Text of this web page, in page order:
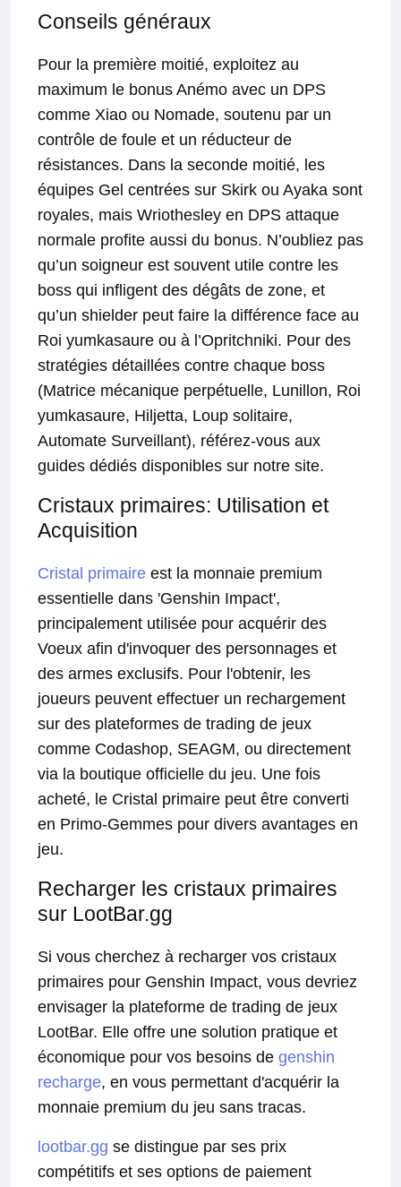
Conseils généraux
Pour la première moitié, exploitez au
maximum le bonus Anémo avec un DPS
comme Xiao ou Nomade, soutenu par un
contrôle de foule et un réducteur de
résistances. Dans la seconde moitié, les
équipes Gel centrées sur Skirk ou Ayaka sont
royales, mais Wriothesley en DPS attaque
normale profite aussi du bonus. N’oubliez pas
qu’un soigneur est souvent utile contre les
boss qui infligent des dégâts de zone, et
qu’un shielder peut faire la différence face au
Roi yumkasaure ou à l’Opritchniki. Pour des
stratégies détaillées contre chaque boss
(Matrice mécanique perpétuelle, Lunillon, Roi
yumkasaure, Hiljetta, Loup solitaire,
Automate Surveillant), référez-vous aux
guides dédiés disponibles sur notre site.
Cristaux primaires: Utilisation et
Acquisition
Cristal primaire est la monnaie premium
essentielle dans 'Genshin Impact',
principalement utilisée pour acquérir des
Voeux afin d'invoquer des personnages et
des armes exclusifs. Pour l'obtenir, les
joueurs peuvent effectuer un rechargement
sur des plateformes de trading de jeux
comme Codashop, SEAGM, ou directement
via la boutique officielle du jeu. Une fois
acheté, le Cristal primaire peut être converti
en Primo-Gemmes pour divers avantages en
jeu.
Recharger les cristaux primaires
sur LootBar.gg
Si vous cherchez à recharger vos cristaux
primaires pour Genshin Impact, vous devriez
envisager la plateforme de trading de jeux
LootBar. Elle offre une solution pratique et
économique pour vos besoins de genshin
recharge, en vous permettant d'acquérir la
monnaie premium du jeu sans tracas.
lootbar.gg se distingue par ses prix
compétitifs et ses options de paiement